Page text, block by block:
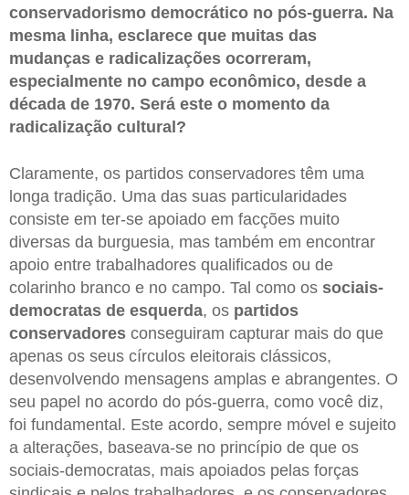
conservadorismo democrático no pós-guerra. Na
mesma linha, esclarece que muitas das
mudanças e radicalizações ocorreram,
especialmente no campo econômico, desde a
década de 1970. Será este o momento da
radicalização cultural?
Claramente, os partidos conservadores têm uma
longa tradição. Uma das suas particularidades
consiste em ter-se apoiado em facções muito
diversas da burguesia, mas também em encontrar
apoio entre trabalhadores qualificados ou de
colarinho branco e no campo. Tal como os sociais-
democratas de esquerda, os partidos
conservadores conseguiram capturar mais do que
apenas os seus círculos eleitorais clássicos,
desenvolvendo mensagens amplas e abrangentes. O
seu papel no acordo do pós-guerra, como você diz,
foi fundamental. Este acordo, sempre móvel e sujeito
a alterações, baseava-se no princípio de que os
sociais-democratas, mais apoiados pelas forças